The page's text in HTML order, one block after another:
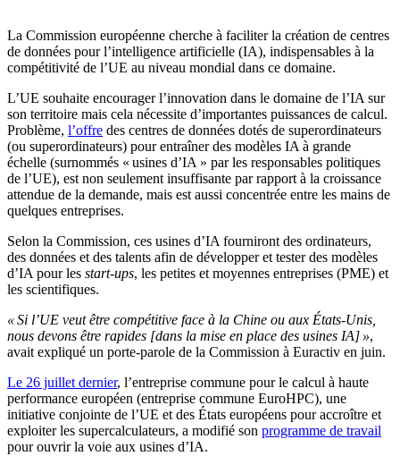
La Commission européenne cherche à faciliter la création de centres
de données pour l’intelligence artificielle (IA), indispensables à la
compétitivité de l’UE au niveau mondial dans ce domaine.
L’UE souhaite encourager l’innovation dans le domaine de l’IA sur
son territoire mais cela nécessite d’importantes puissances de calcul.
Problème, l’offre des centres de données dotés de superordinateurs
(ou superordinateurs) pour entraîner des modèles IA à grande
échelle (surnommés « usines d’IA » par les responsables politiques
de l’UE), est non seulement insuffisante par rapport à la croissance
attendue de la demande, mais est aussi concentrée entre les mains de
quelques entreprises.
Selon la Commission, ces usines d’IA fourniront des ordinateurs,
des données et des talents afin de développer et tester des modèles
d’IA pour les start-ups, les petites et moyennes entreprises (PME) et
les scientifiques.
« Si l’UE veut être compétitive face à la Chine ou aux États-Unis,
nous devons être rapides [dans la mise en place des usines IA] »,
avait expliqué un porte-parole de la Commission à Euractiv en juin.
Le 26 juillet dernier, l’entreprise commune pour le calcul à haute
performance européen (entreprise commune EuroHPC), une
initiative conjointe de l’UE et des États européens pour accroître et
exploiter les supercalculateurs, a modifié son programme de travail
pour ouvrir la voie aux usines d’IA.